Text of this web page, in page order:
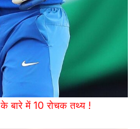
के बारे में 10 रोचक तथ्य !